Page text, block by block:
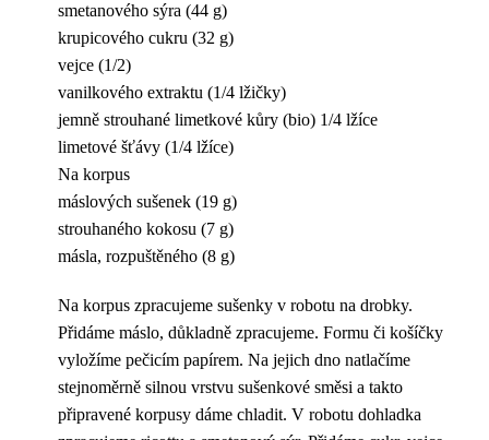
smetanového sýra (44 g)
krupicového cukru (32 g)
vejce (1/2)
vanilkového extraktu (1/4 lžičky)
jemně strouhané limetkové kůry (bio) 1/4 lžíce
limetové šťávy (1/4 lžíce)
Na korpus
máslových sušenek (19 g)
strouhaného kokosu (7 g)
másla, rozpuštěného (8 g)
Na korpus zpracujeme sušenky v robotu na drobky.
Přidáme máslo, důkladně zpracujeme. Formu či košíčky
vyložíme pečicím papírem. Na jejich dno natlačíme
stejnoměrně silnou vrstvu sušenkové směsi a takto
připravené korpusy dáme chladit. V robotu dohladka